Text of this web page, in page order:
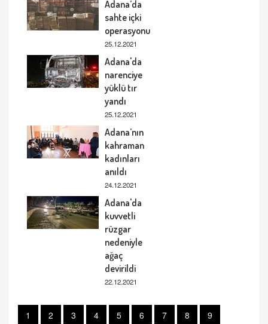
Adana’da
sahte içki
operasyonu
25.12.2021
Adana'da
narenciye
yüklü tır
yandı
25.12.2021
Adana’nın
kahraman
kadınları
anıldı
24.12.2021
Adana'da
kuvvetli
rüzgar
nedeniyle
ağaç
devirildi
22.12.2021
1 2 3 4 5 6 7 8
9